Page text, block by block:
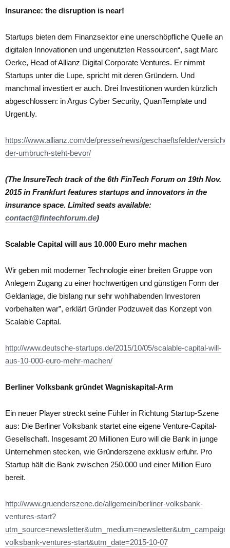
Insurance: the disruption is near!
Startups bieten dem Finanzsektor eine unerschöpfliche Quelle an
digitalen Innovationen und ungenutzten Ressourcen“, sagt Marc
Oerke, Head of Allianz Digital Corporate Ventures. Er nimmt
Startups unter die Lupe, spricht mit deren Gründern. Und
manchmal investiert er auch. Drei Investitionen wurden kürzlich
abgeschlossen: in Argus Cyber Security, QuanTemplate und
Urgent.ly.
https://www.allianz.com/de/presse/news/geschaeftsfelder/
der-umbruch-steht-bevor/
(The InsureTech track of the 6th FinTech Forum on 19th Nov.
2015 in Frankfurt features startups and innovators in the
insurance space. Limited seats available:
contact@fintechforum.de)
Scalable Capital will aus 10.000 Euro mehr machen
Wir geben mit moderner Technologie einer breiten Gruppe von
Anlegern Zugang zu einer hochwertigen und günstigen Form der
Geldanlage, die bislang nur sehr wohlhabenden Investoren
vorbehalten war”, erklärt Gründer Podzuweit das Konzept von
Scalable Capital.
http://www.deutsche-startups.de/2015/10/05/scalable-capital-will-
aus-10-000-euro-mehr-machen/
Berliner Volksbank gründet Wagniskapital-Arm
Ein neuer Player streckt seine Fühler in Richtung Startup-Szene
aus: Die Berliner Volksbank startet eine eigene Venture-Capital-
Gesellschaft. Insgesamt 20 Millionen Euro will die Bank in junge
Unternehmen stecken, wie Gründerszene exklusiv erfuhr. Pro
Startup hält die Bank zwischen 250.000 und einer Million Euro
bereit.
http://www.gruenderszene.de/allgemein/berliner-volksbank-
ventures-start?
volksbank-ventures-start&utm_date=2015-10-07